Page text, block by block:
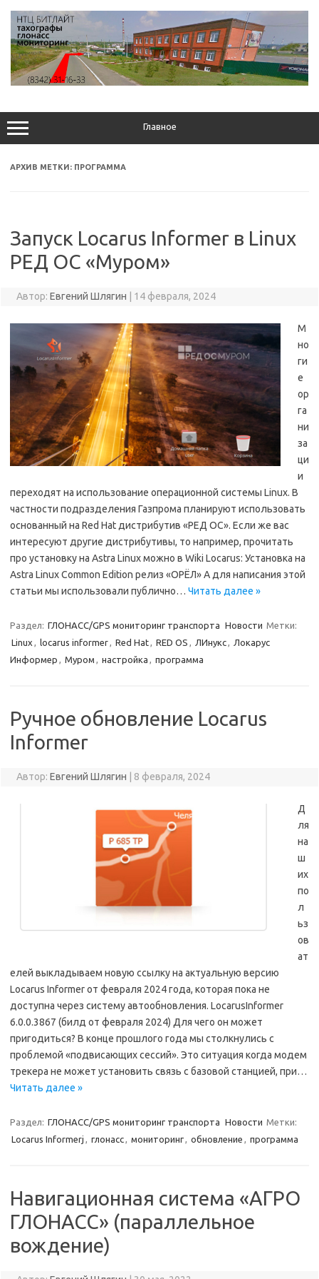
содержимому
Главное
АРХИВ МЕТКИ: ПРОГРАММА
Запуск Locarus Informer в Linux
РЕД ОС «Муром»
Автор: Евгений Шлягин 14 февраля, 2024
М
но
ги
е
ор
га
ни
за
ци
и
переходят на использование операционной системы Linux. В
частности подразделения Газпрома планируют использовать
основанный на Red Hat дистрибутив «РЕД ОС». Если же вас
интересуют другие дистрибутивы, то например, прочитать
про установку на Astra Linux можно в Wiki Locarus: Установка на
Astra Linux Common Edition релиз «ОРЁЛ» А для написания этой
статьи мы использовали публично… Читать далее »
Раздел: ГЛОНАСС/GPS мониторинг транспорта Новости Метки:
Linux , locarus informer, Red Hat, RED OS , ЛИнукс, Локарус
Информер , Муром , настройка , программа
Ручное обновление Locarus
Informer
Автор: Евгений Шлягин 8 февраля, 2024
Д
ля
на
ш
их
по
л
ьз
ов
ат
елей выкладываем новую ссылку на актуальную версию
Locarus Informer от февраля 2024 года, которая пока не
доступна через систему автообновления. LocarusInformer
6.0.0.3867 (билд от февраля 2024) Для чего он может
пригодиться? В конце прошлого года мы столкнулись с
проблемой «подвисающих сессий». Это ситуация когда модем
трекера не может установить связь с базовой станцией, при…
Читать далее »
Раздел: ГЛОНАСС/GPS мониторинг транспорта Новости Метки:
Locarus Informerj , глонасс, мониторинг, обновление , программа
Навигационная система «АГРО
ГЛОНАСС» (параллельное
вождение)